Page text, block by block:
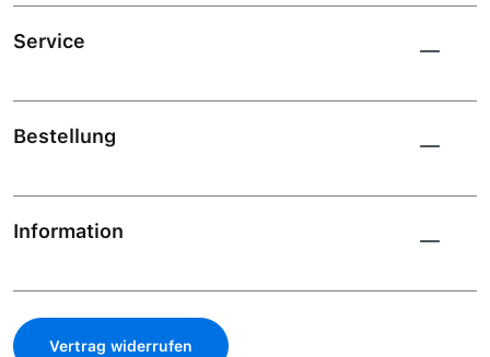
Service
Bestellung
Information
Vertrag widerrufen